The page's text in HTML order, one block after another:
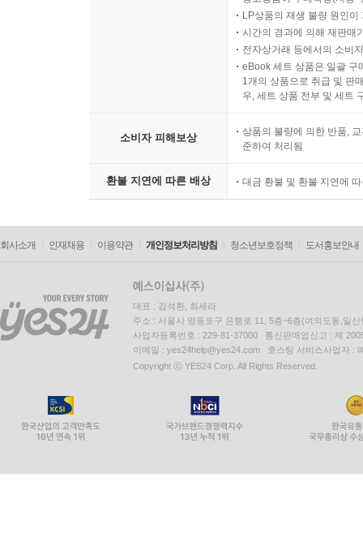
LP상품의 재생 불량 원인
시간의 경과에 의해 재판매
전자상거래 등에서의 소비
eBook 세트 상품은 일괄 구
1개의 상품으로 취급 및 판
우, 세트 상품 전부 및 세트
소비자 피해보상
상품의 불량에 의한 반품,
준하여 처리됨
환불 지연에 따른 배상 대금 환불 및 환불 지연에
회사소개 인재채용 이용약관 개인정보처리방침 청소년보호정책 도서홍보안내
대표 : 김석환, 최세라
주소 : 서울시 영등포구 은행로 11, 5층~6층(여의도동,일신
사업자등록번호 : 229-81-37000 통신판매업신고 : 제
이메일 : yes24help@yes24.com 호스팅 서비스사업자 :
Copyright ⓒ YES24 Corp. All Rights Reserved.